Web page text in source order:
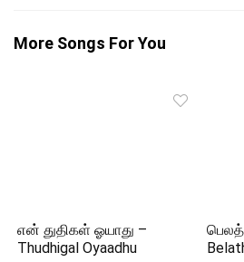
More Songs For You
என் துதிகள் ஓயாது –
Thudhigal Oyaadhu